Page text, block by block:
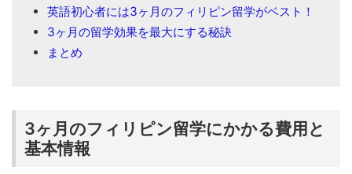
英語初心者には3ヶ月のフィリピン留学がベスト！
3ヶ月の留学効果を最大にする秘訣
まとめ
3ヶ月のフィリピン留学にかかる費用と
基本情報